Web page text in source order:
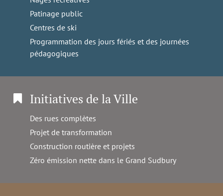
Patinage public
Centres de ski
Programmation des jours fériés et des journées
pédagogiques
Initiatives de la Ville
Des rues complètes
Projet de transformation
Construction routière et projets
Zéro émission nette dans le Grand Sudbury